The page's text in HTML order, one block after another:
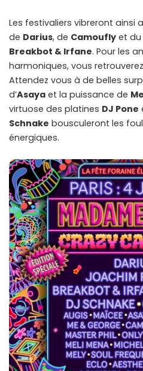
Les festivaliers vibreront ainsi
de Darius, de Camoufly et
Breakbot & Irfane. Pour les
harmoniques, vous retrouverez
Attendez vous à de belles
d’Asaya et la puissance de
virtuose des platines DJ Pone
Schnake bousculeront les
énergiques.